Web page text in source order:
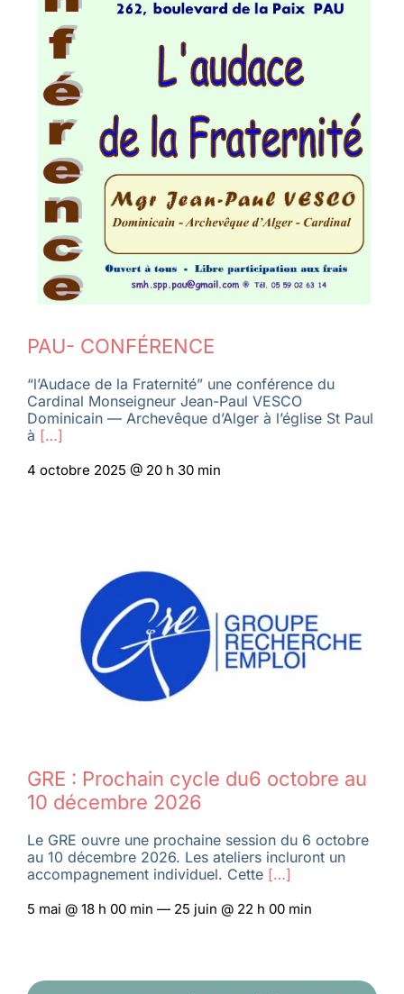
PAU- CONFÉRENCE
“l’Audace de la Fraternité” une conférence du
Cardinal Monseigneur Jean-Paul VESCO
Dominicain — Archevêque d’Alger à l’église St Paul
à […]
4 octobre 2025 @ 20 h 30 min
GRE : Prochain cycle du6 octobre au
10 décembre 2026
Le GRE ouvre une prochaine session du 6 octobre
au 10 décembre 2026. Les ateliers incluront un
accompagnement individuel. Cette[…]
5 mai @ 18 h 00 min — 25 juin @ 22 h 00 min